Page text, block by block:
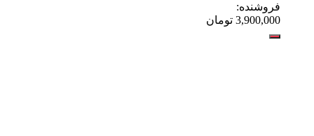
فروشنده:
3,900,000 تومان